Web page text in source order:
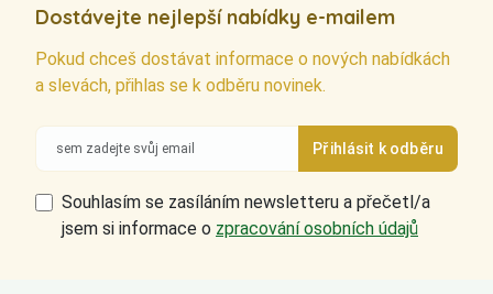
Dostávejte nejlepší nabídky e-mailem
Pokud chceš dostávat informace o nových nabídkách
a slevách, přihlas se k odběru novinek.
Souhlasím se zasíláním newsletteru a přečetl/a
jsem si informace o zpracování osobních údajů